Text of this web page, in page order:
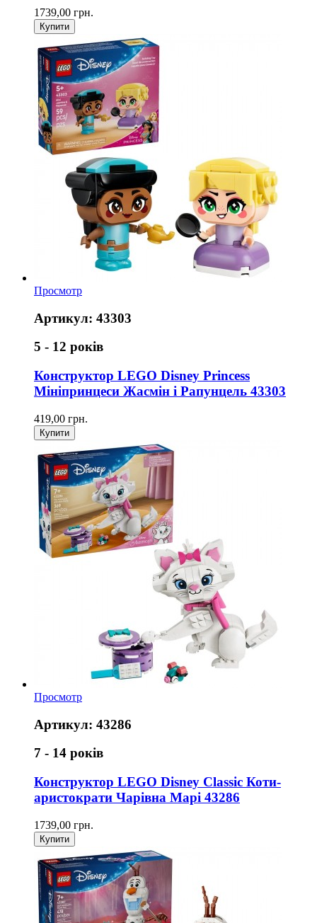
1739,00 грн.
Купити
Просмотр
Артикул: 43303
5 - 12 років
Конструктор LEGO Disney Princess
Мініпринцеси Жасмін і Рапунцель 43303
419,00 грн.
Купити
Просмотр
Артикул: 43286
7 - 14 років
Конструктор LEGO Disney Classic Коти-
аристократи Чарівна Марі 43286
1739,00 грн.
Купити